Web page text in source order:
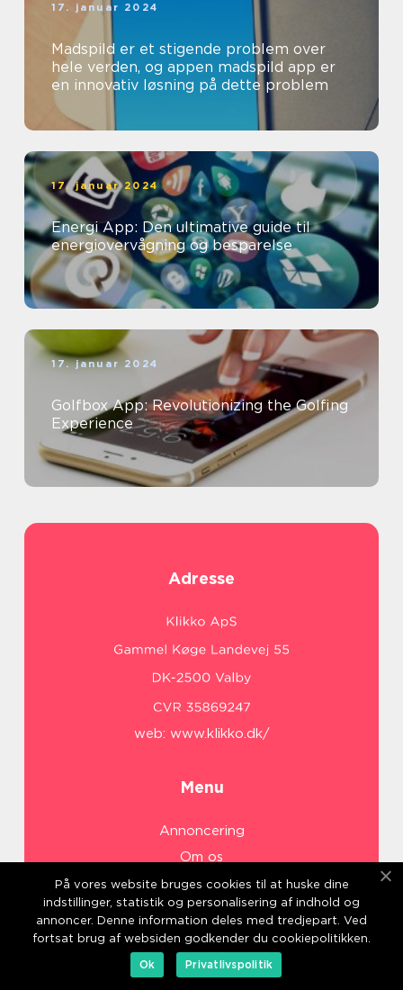
17. januar 2024
Madspild er et stigende problem over
hele verden, og appen madspild app er
en innovativ løsning på dette problem
17. januar 2024
Energi App: Den ultimative guide til
energiovervågning og besparelse
17. januar 2024
Golfbox App: Revolutionizing the Golfing
Experience
Adresse
web: www.klikko.dk/
Menu
Annoncering
Om os
Cookies
Kontakt os
Sitemap
På vores website bruges cookies til at huske dine
indstillinger, statistik og personalisering af indhold og
annoncer. Denne information deles med tredjepart. Ved
fortsat brug af websiden godkender du cookiepolitikken.
Ok
Privatlivspolitik